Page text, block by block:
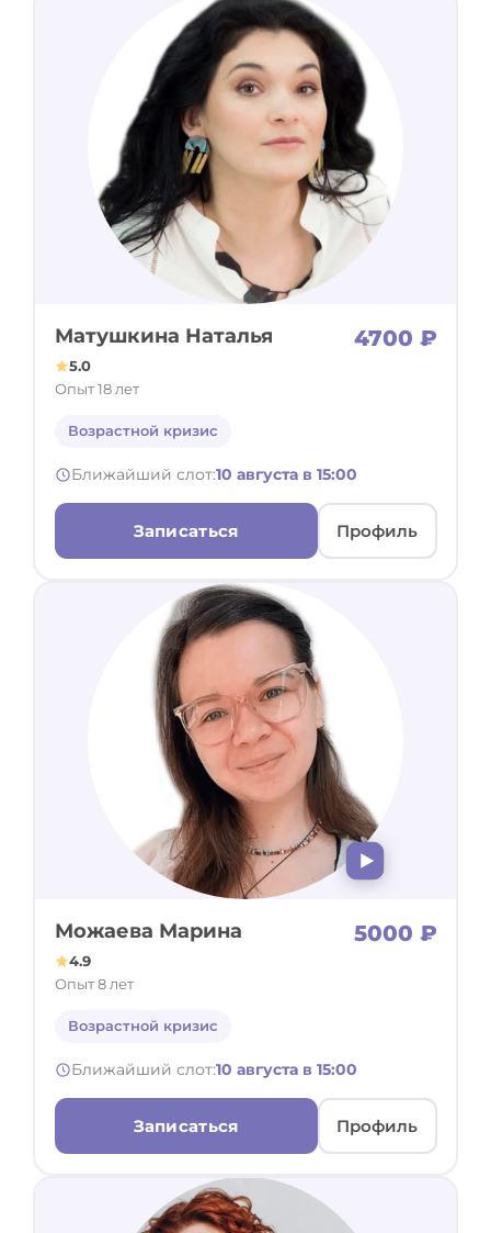
Матушкина Наталья 4700 ₽
5.0
Опыт 18 лет
Возрастной кризис
Ближайший слот:10 августа в 15:00
Записаться Профиль
Можаева Марина 5000 ₽
4.9
Опыт 8 лет
Возрастной кризис
Ближайший слот:10 августа в 15:00
Записаться Профиль